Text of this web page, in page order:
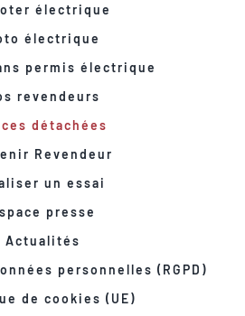
électrique
électrique
permis électrique
revendeurs
détachées
Revendeur
un essai
presse
Actualités
personnelles (RGPD)
de cookies (UE)